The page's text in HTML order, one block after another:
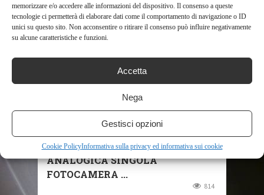
memorizzare e/o accedere alle informazioni del dispositivo. Il consenso a queste
tecnologie ci permetterà di elaborare dati come il comportamento di navigazione o ID
unici su questo sito. Non acconsentire o ritirare il consenso può influire negativamente
su alcune caratteristiche e funzioni.
Accetta
Nega
Gestisci opzioni
Cookie PolicyInformativa sulla privacy ed informativa sui cookie
SHOP
REGALO DI NATALE
FOTOCAMERA ISTANTANEA
FOTOCAMERA DIGITALE
ANALOGICA SINGOLA
FOTOCAMERA ...
814